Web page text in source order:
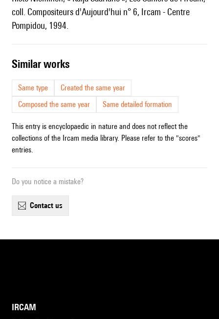
coll. Compositeurs d'Aujourd'hui n° 6, Ircam - Centre
Pompidou, 1994.
similar works
Same type
Created the same year
Composed the same year
Same detailed formation
This entry is encyclopaedic in nature and does not reflect the
collections of the Ircam media library. Please refer to the "scores"
entries.
Do you notice a mistake?
contact us
IRCAM